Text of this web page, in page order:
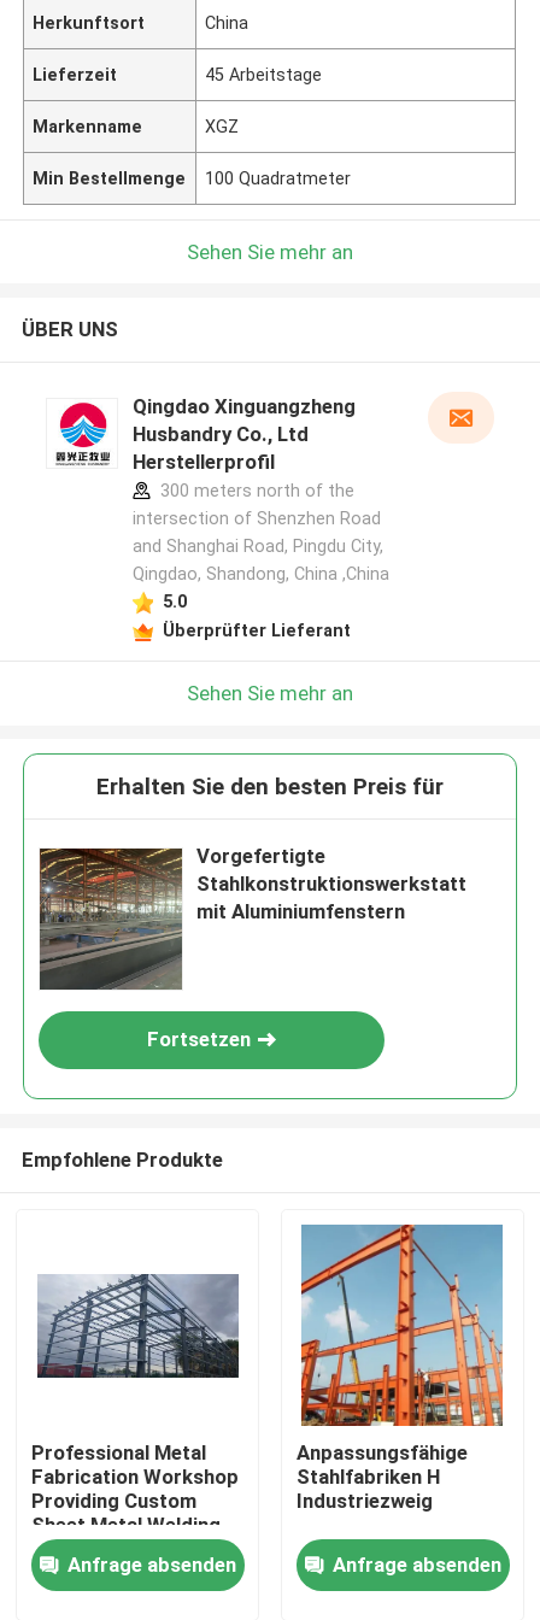
Zu Hause
Produkte
Herkunftsort China
Lieferzeit 45 Arbeitstage
Markenname XGZ
Min Bestellmenge 100 Quadratmeter
Sehen Sie mehr an
ÜBER UNS
Qingdao Xinguangzheng
Husbandry Co., Ltd
Herstellerprofil
300 meters north of the
intersection of Shenzhen Road
and Shanghai Road, Pingdu City,
Qingdao, Shandong, China ,China
5.0
Überprüfter Lieferant
Sehen Sie mehr an
Erhalten Sie den besten Preis für
Vorgefertigte
Stahlkonstruktionswerkstatt
mit Aluminiumfenstern
Fortsetzen
Empfohlene Produkte
Professional Metal
Fabrication Workshop
Providing Custom
Sheet Metal Welding
Cutting and Assembly
Solutions for
Industrial
Anfrage absenden
Anpassungsfähige
Stahlfabriken H
Industriezweig
Anfrage absenden